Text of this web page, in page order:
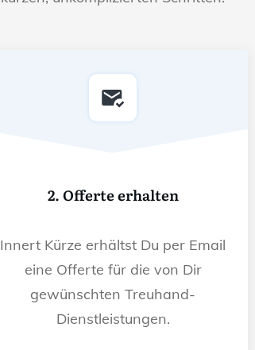
2. Offerte erhalten
Innert Kürze erhältst Du per Email
eine Offerte für die von Dir
gewünschten Treuhand-
Dienstleistungen.